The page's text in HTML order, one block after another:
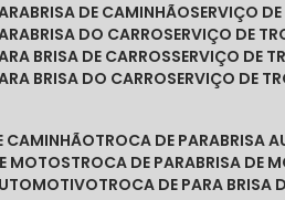
DE CAMINHÃO SERVIÇO
DO CARRO SERVIÇO DE
BRISA DE CARROS SERVIÇO DE
BRISA DO CARRO SERVIÇO DE
CAMINHÃO TROCA DE PARABRISA
MOTOS TROCA DE PARABRISA DE
TROCA DE PARA BRISA